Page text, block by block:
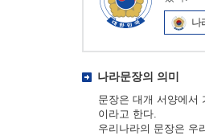
나
나라문장의 의미
문장은 대개 서양에서
이라고 한다.
우리나라의 문장은 우